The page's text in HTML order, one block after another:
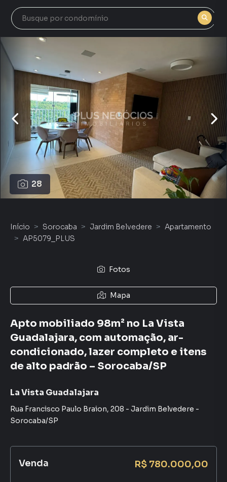
28
Início Sorocaba Jardim Belvedere
Apartamento
AP5079_PLUS
Fotos
Mapa
Apto mobiliado 98m² no La Vista
Guadalajara, com automação, ar-
condicionado, lazer completo e itens
de alto padrão – Sorocaba/SP
La Vista Guadalajara
Rua Francisco Paulo Braion, 208 - Jardim Belvedere -
Sorocaba/SP
Venda R$ 780.000,00